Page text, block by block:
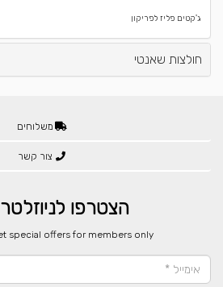
ג'קטים פליז לפריקון
חולצות שאנטי
משלוחים
צור קשר
הצטרפו
special offers for members only